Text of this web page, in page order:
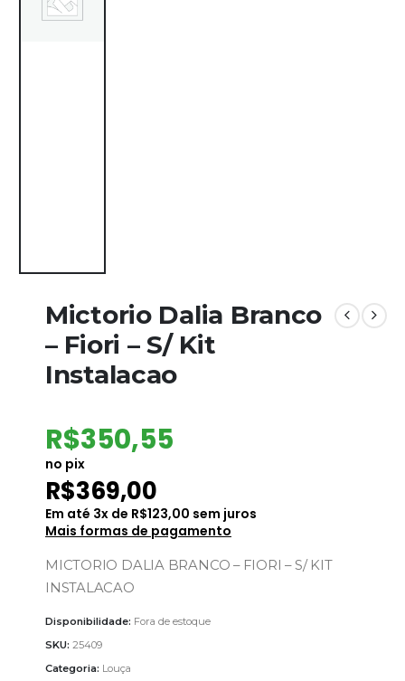
Mictorio Dalia Branco
– Fiori – S/ Kit
Instalacao
R$350,55
no pix
R$369,00
Em até 3x de R$123,00 sem juros
Mais formas de pagamento
MICTORIO DALIA BRANCO – FIORI – S/ KIT
INSTALACAO
Disponibilidade: Fora de estoque
SKU: 25409
Categoria: Louça